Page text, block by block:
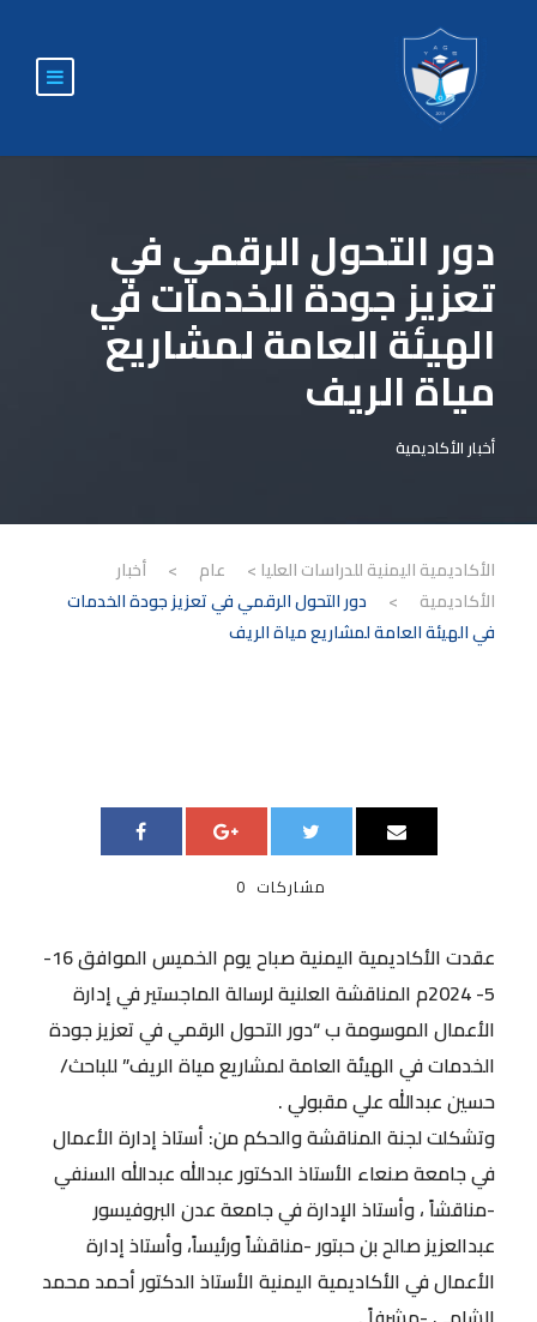
دور التحول الرقمي في
تعزيز جودة الخدمات في
الهيئة العامة لمشاريع
مياة الريف
أخبار الأكاديمية
الأكاديمية اليمنية للدراسات العليا > عام >
أخبار
الأكاديمية
>
دور التحول الرقمي في تعزيز جودة الخدمات
في الهيئة العامة لمشاريع مياة الريف
0 مشاركات
عقدت الأكاديمية اليمنية صباح يوم الخميس الموافق 16-
5- 2024م المناقشة العلنية لرسالة الماجستير في إدارة
الأعمال الموسومة ب “دور التحول الرقمي في تعزيز جودة
الخدمات في الهيئة العامة لمشاريع مياة الريف” للباحث/
حسين عبدالله علي مقبولي .
وتشكلت لجنة المناقشة والحكم من: أستاذ إدارة الأعمال
في جامعة صنعاء الأستاذ الدكتور عبدالله عبدالله السنفي
-مناقشاً ، وأستاذ الإدارة في جامعة عدن البروفيسور
عبدالعزيز صالح بن حبتور -مناقشاً ورئيساً، وأستاذ إدارة
الأعمال في الأكاديمية اليمنية الأستاذ الدكتور أحمد محمد